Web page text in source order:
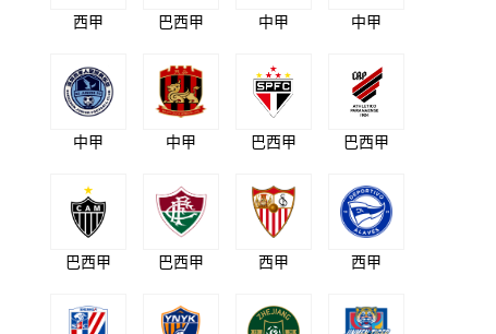
西甲 巴西甲 中甲 中甲
中甲 中甲 巴西甲 巴西甲
巴西甲 巴西甲 西甲 西甲